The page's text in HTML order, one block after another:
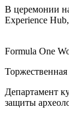
В церемонии
Experience
Formula One
Департамент
защиты